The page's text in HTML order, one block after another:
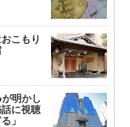
こもり
明かし
に視聴
」